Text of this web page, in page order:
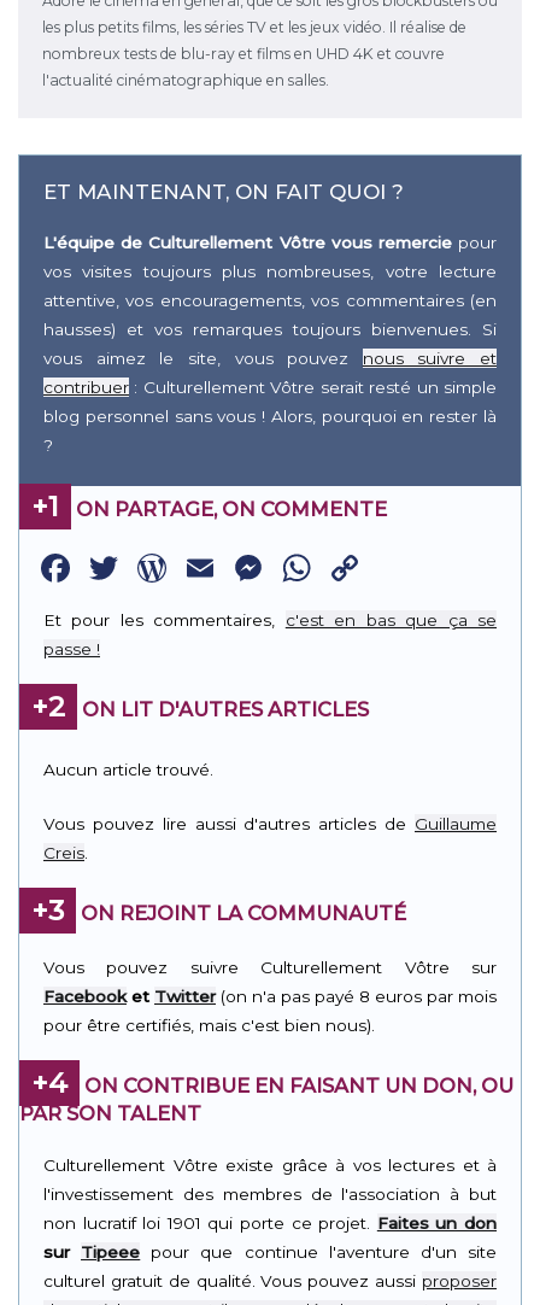
les plus petits films, les séries TV et les jeux vidéo. Il réalise de
nombreux tests de blu-ray et films en UHD 4K et couvre
l'actualité cinématographique en salles.
ET MAINTENANT, ON FAIT QUOI ?
L'équipe de Culturellement Vôtre vous remerciepour
vos visites toujours plus nombreuses, votre lecture
attentive, vos encouragements, vos commentaires (en
hausses) et vos remarques toujours bienvenues. Si
vous aimez le site, vous pouvez nous suivre et
contribuer : Culturellement Vôtre serait resté un simple
blog personnel sans vous ! Alors, pourquoi en rester là
?
+1 ON PARTAGE, ON COMMENTE
Facebook
Twitter
WordPress
EmailMessenger
WhatsApp
Link
Et pour les commentaires, c'est en bas que ça se
passe !
+2 ON LIT D'AUTRES ARTICLES
Aucun article trouvé.
Vous pouvez lire aussi d'autres articles de Guillaume
Creis.
+3 ON REJOINT LA COMMUNAUTÉ
Vous pouvez suivre Culturellement Vôtre sur
Facebooket Twitter(on n'a pas payé 8 euros par mois
pour être certifiés, mais c'est bien nous).
+4
ON CONTRIBUE EN FAISANT UN DON, OU
PAR SON TALENT
Culturellement Vôtre existe grâce à vos lectures et à
l'investissement des membres de l'association à but
non lucratif loi 1901 qui porte ce projet. Faites un don
sur Tipeee pour que continue l'aventure d'un site
culturel gratuit de qualité. Vous pouvez aussi proposer